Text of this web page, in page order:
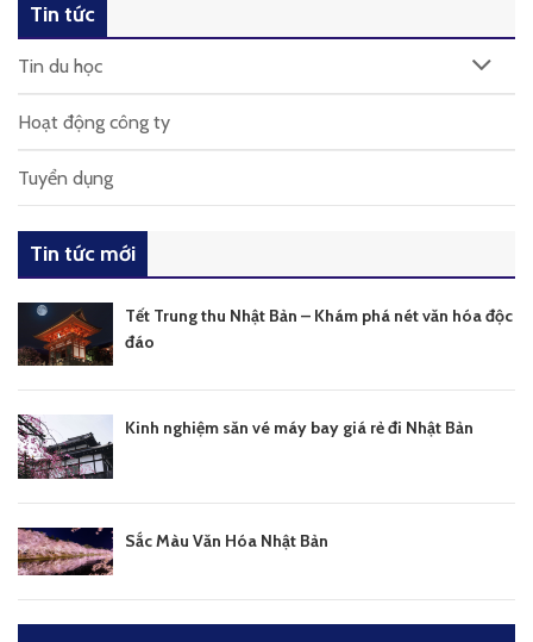
Tin tức
Tin du học
Hoạt động công ty
Tuyển dụng
Tin tức mới
Tết Trung thu Nhật Bản – Khám phá nét văn hóa độc
đáo
Kinh nghiệm săn vé máy bay giá rẻ đi Nhật Bản
Sắc Màu Văn Hóa Nhật Bản